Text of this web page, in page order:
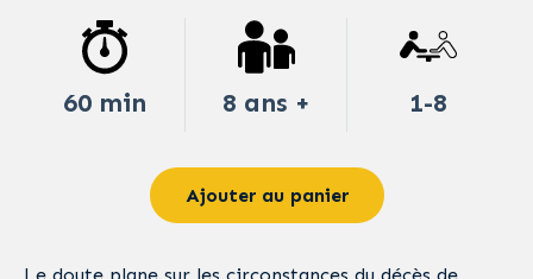
60 min 8 ans + 1-8
Ajouter au panier